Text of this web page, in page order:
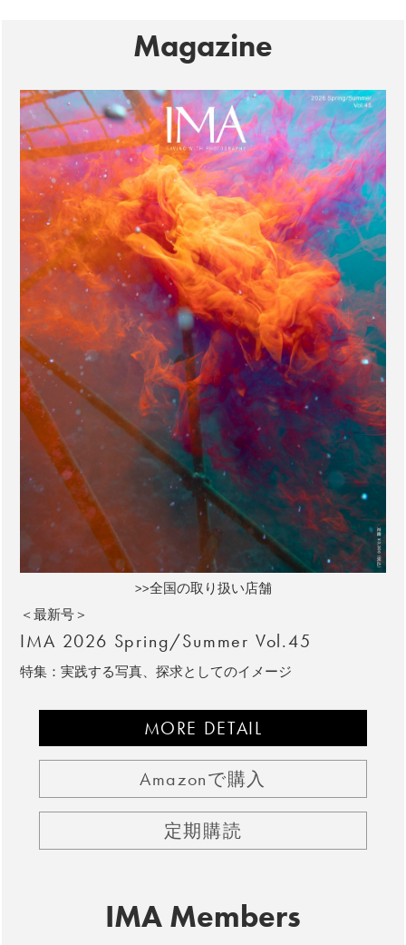
Magazine
>>全国の取り扱い店舗
＜最新号＞
IMA 2026 Spring/Summer Vol.45
特集：実践する写真、探求としてのイメージ
MORE DETAIL
Amazonで購入
定期購読
IMA Members